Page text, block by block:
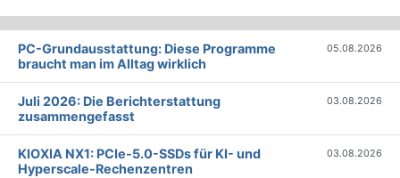
PC-Grundausstattung: Diese Programme
braucht man im Alltag wirklich
05.08.2026
Juli 2026: Die Bericht­erstattung
zusammengefasst
03.08.2026
KIOXIA NX1: PCIe-5.0-SSDs für KI- und
Hyperscale-Rechenzentren
03.08.2026